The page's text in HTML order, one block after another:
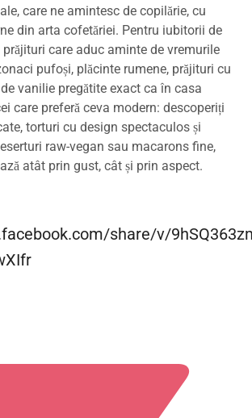
care ne amintesc de copilărie, cu
din arta cofetăriei. Pentru iubitorii de
care aduc aminte de vremurile
pufoși, plăcinte rumene, prăjituri cu
vanilie pregătite exact ca în casa
care preferă ceva modern: descoperiți
torturi cu design spectaculos și
raw-vegan sau macarons fine,
atât prin gust, cât și prin aspect.
share/v/